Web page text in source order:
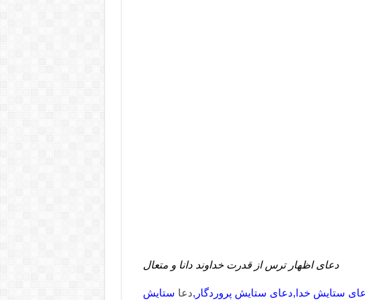
دعای اظهار ترس از قدرت خداوند دانا و متعال
ستایش خدا,دعای ستایش پروردگار,دعا ستایش